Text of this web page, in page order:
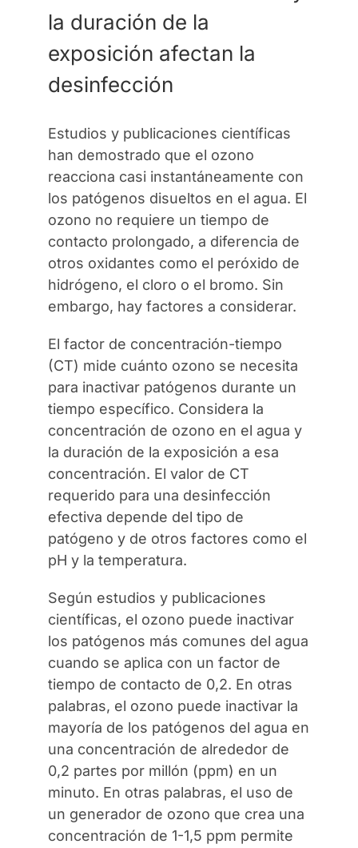
la duración de la
exposición afectan la
desinfección
Estudios y publicaciones científicas
han demostrado que el ozono
reacciona casi instantáneamente con
los patógenos disueltos en el agua. El
ozono no requiere un tiempo de
contacto prolongado, a diferencia de
otros oxidantes como el peróxido de
hidrógeno, el cloro o el bromo. Sin
embargo, hay factores a considerar.
El factor de concentración-tiempo
(CT) mide cuánto ozono se necesita
para inactivar patógenos durante un
tiempo específico. Considera la
concentración de ozono en el agua y
la duración de la exposición a esa
concentración. El valor de CT
requerido para una desinfección
efectiva depende del tipo de
patógeno y de otros factores como el
pH y la temperatura.
Según estudios y publicaciones
científicas, el ozono puede inactivar
los patógenos más comunes del agua
cuando se aplica con un factor de
tiempo de contacto de 0,2. En otras
palabras, el ozono puede inactivar la
mayoría de los patógenos del agua en
una concentración de alrededor de
0,2 partes por millón (ppm) en un
minuto. En otras palabras, el uso de
un generador de ozono que crea una
concentración de 1-1,5 ppm permite